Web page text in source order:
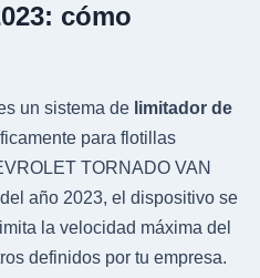
cómo
un sistema de limitador de
para flotillas
TORNADO VAN
año 2023, el dispositivo se
la velocidad máxima del
definidos por tu empresa.